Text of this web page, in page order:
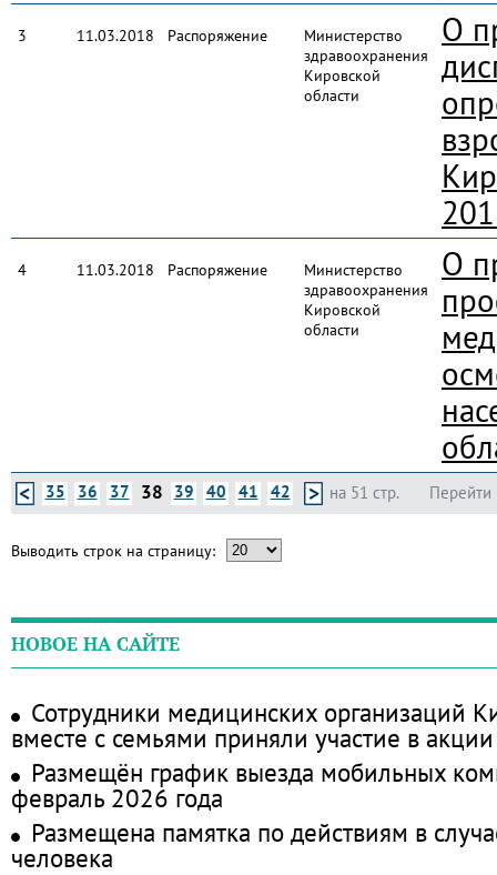
3 11.03.2018 Распоряжение
Министерство
здравоохранения
Кировской
области
О
4 11.03.2018 Распоряжение
Министерство
здравоохранения
Кировской
области
О
Перейти
35 36 37 38 39 40 41 42 на 51 стр.
Выводить строк на страницу:
НОВОЕ НА САЙТЕ
Сотрудники медицинских организаций
вместе с семьями приняли участие в
Размещён график выезда мобильных
февраль 2026 года
Размещена памятка по действиям в
человека